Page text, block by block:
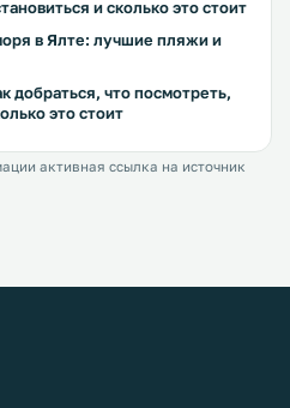
и сколько это стоит
в Ялте: лучшие пляжи и
добраться, что посмотреть,
это стоит
активная ссылка на источник